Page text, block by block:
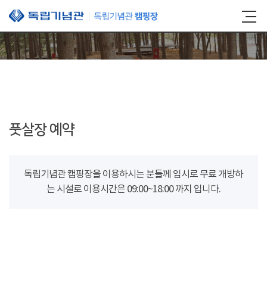
본문 바로가기
풋살장 예약
독립기념관 캠핑장을 이용하시는 분들께 임시로 무료 개방하
는 시설로 이용시간은 09:00~18:00 까지 입니다.